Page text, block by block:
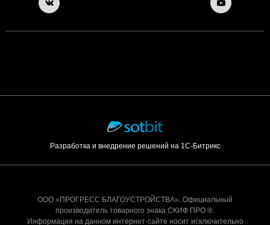
Разработка и внедрение решений на 1С-Битрикс
ООО «ПРОГРЕСС БЛАГОУСТРОЙСТВА». Официальный
производитель товарного знака СКИФ ПРО ®.
Информация на данном интернет-сайте носит исключительно